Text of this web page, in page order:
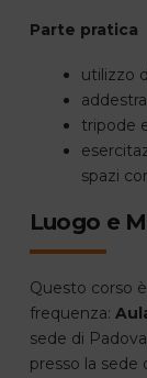
Parte pratica
utilizzo
tripode
spazi
Luogo e
Questo corso
frequenza:
sede di Padova
presso la sede